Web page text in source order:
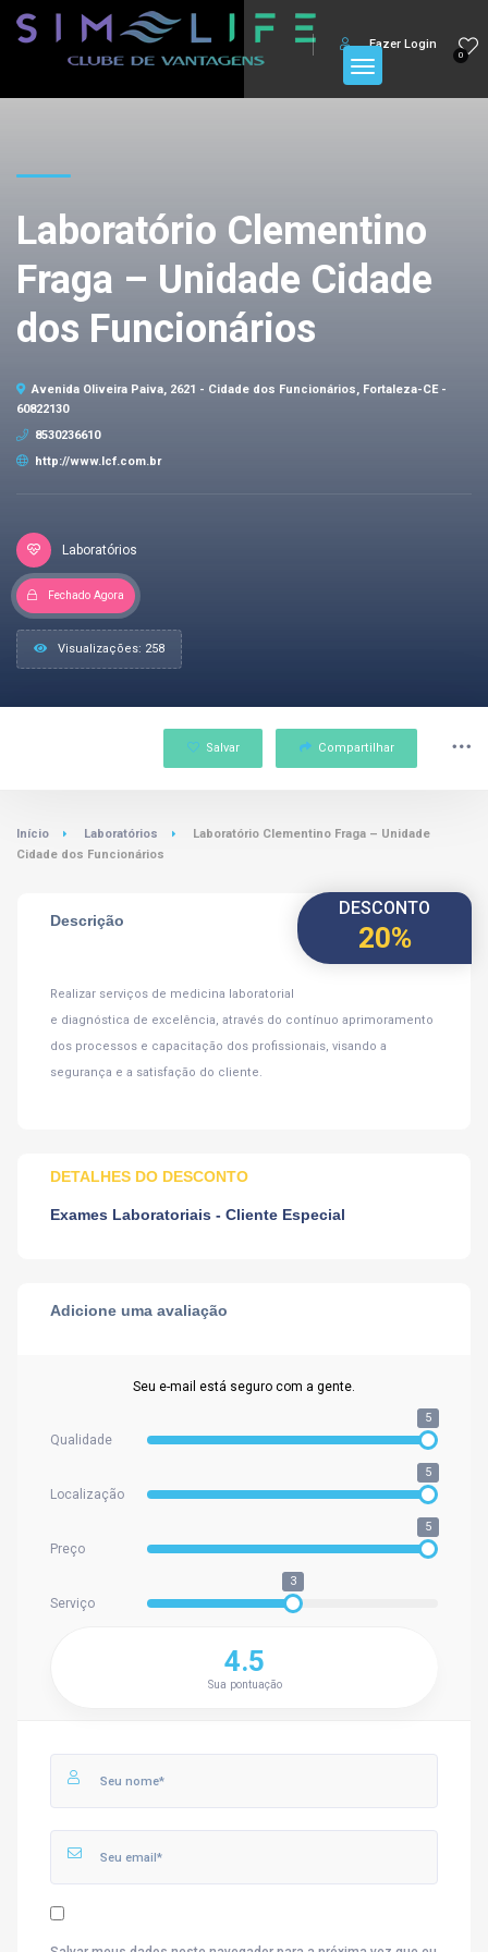
0
Fazer Login
Laboratório Clementino
Fraga – Unidade Cidade
dos Funcionários
Avenida Oliveira Paiva, 2621 - Cidade dos Funcionários, Fortaleza-CE -
60822130
8530236610
http://www.lcf.com.br
Laboratórios
Fechado Agora
Visualizações: 258
Salvar Compartilhar
Início Laboratórios
Laboratório Clementino Fraga – Unidade
Cidade dos Funcionários
DESCONTO
20%
Descrição
Realizar serviços de medicina laboratorial
e diagnóstica de excelência, através do contínuo aprimoramento
dos processos e capacitação dos profissionais, visando a
segurança e a satisfação do cliente.
DETALHES DO DESCONTO
Exames Laboratoriais - Cliente Especial
Adicione uma avaliação
Seu e-mail está seguro com a gente.
Qualidade
5
Localização
5
Preço
5
Serviço
3
4.5
Sua pontuação